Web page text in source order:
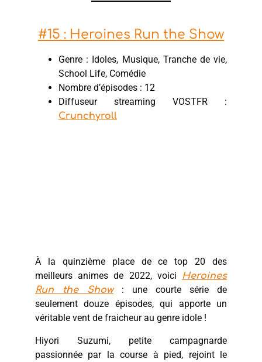
#15 : Heroines Run the Show
Genre : Idoles, Musique, Tranche de vie,
School Life, Comédie
Nombre d’épisodes : 12
Diffuseur streaming VOSTFR :
Crunchyroll
À la quinzième place de ce top 20 des
meilleurs animes de 2022, voici Heroines
Run the Show: une courte série de
seulement douze épisodes, qui apporte un
véritable vent de fraicheur au genre idole !
Hiyori Suzumi, petite campagnarde
passionnée par la course à pied, rejoint le